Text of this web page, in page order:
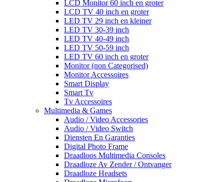
LCD Monitor 60 inch en groter
LCD TV 40 inch en groter
LED TV 29 inch en kleiner
LED TV 30-39 inch
LED TV 40-49 inch
LED TV 50-59 inch
LED TV 60 inch en groter
Monitor (non Categorised)
Monitor Accessoires
Smart Display
Smart Tv
Tv Accessoires
Multimedia & Games
Audio / Video Accessories
Audio / Video Switch
Diensten En Garanties
Digital Photo Frame
Draadloos Multimedia Consoles
Draadloze Av Zender / Ontvanger
Draadloze Headsets